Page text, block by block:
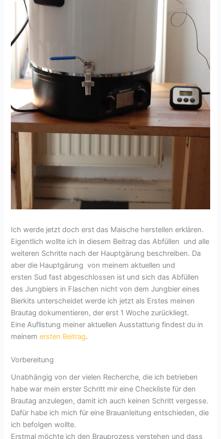
Ich werde jetzt doch erst das Maische herstellen erklären.
Eigentlich wollte ich in diesem Beitrag das Abfüllen und alle
weiteren Schritte nach der Hauptgärung beschreiben. Da
aber die Hauptgärung von meinem aktuellen und
ersten Sud fast abgeschlossen ist und sich das Abfüllen
des Jungbiers in Flaschen nicht von dem Jungbier eines
Bierkits unterscheidet werde ich jetzt als Erstes meinen
Brautag dokumentieren, der erst 1 Woche zurückliegt.
Eine Auflistung meiner aktuellen Ausstattung findest du in
meinemersten Beitrag.
Vorbereitung
Unabhängig von der vielen Recherche, die ich betrieben
habe war mein erster Schritt mir eine Checkliste für den
Brautag anzulegen, damit ich auch keinen Schritt vergesse.
Dafür habe ich mich für eine Brauanleitung entschieden, die
ich befolgen wollte.
Erstmal möchte ich den Brauprozess verstehen und dass